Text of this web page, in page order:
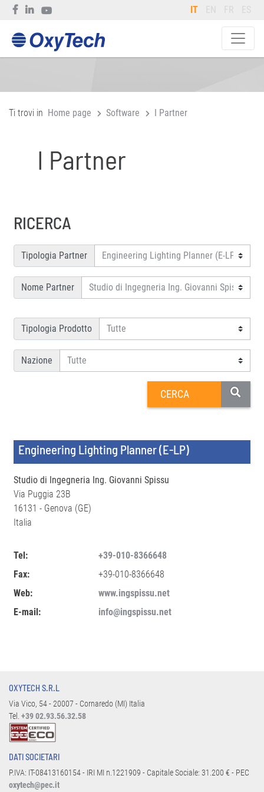
IT EN FR ES
Ti trovi in Home page Software I Partner
I Partner
RICERCA
Tipologia Partner
Nome Partner
Tipologia Prodotto
Nazione
Engineering Lighting Planner (E-LP)
Studio di Ingegneria Ing. Giovanni Spissu
Via Puggia 23B
16131 - Genova (GE)
Italia
Tel:
+39-010-8366648
Fax:
+39-010-8366648
Web:
www.ingspissu.net
E-mail:
info@ingspissu.net
OXYTECH S.R.L
Via Vico, 54 - 20007 - Cornaredo (MI) Italia
Tel. +39 02.93.56.32.58
DATI SOCIETARI
P.IVA: IT-08413160154 - IRI MI n.1221909 - Capitale Sociale: 31.200 € - PEC
oxytech@pec.it